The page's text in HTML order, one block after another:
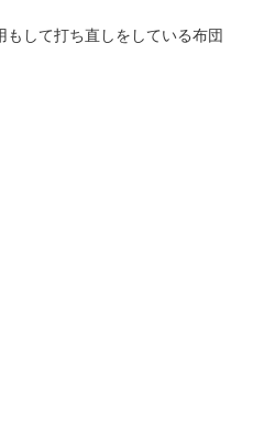
して打ち直しをしている布団